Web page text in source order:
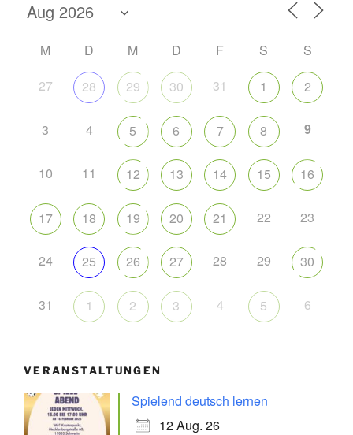
M D M D F S
S
27
28 29 30 31 1 2
3 4 5 6 7 8 9
10 11 12 13 14 15 16
17 18 19 20 21 22 23
24 25 26 27 28 29 30
31 1 2 3 4 5 6
VERANSTALTUNGEN
Spielend deutsch lernen
12 Aug. 26